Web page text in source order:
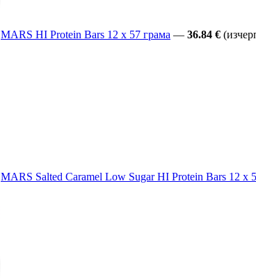
MARS HI Protein Bars 12 x 57 грама — 36.84 €
MARS Salted Caramel Low Sugar HI Protein Bars 12 x